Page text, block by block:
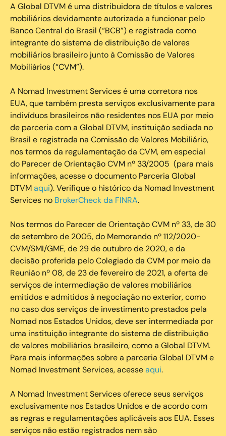
A Global DTVM é uma distribuidora de títulos e valores
mobiliários devidamente autorizada a funcionar pelo
Banco Central do Brasil (“BCB”) e registrada como
integrante do sistema de distribuição de valores
mobiliários brasileiro junto à Comissão de Valores
Mobiliários (“CVM”).
‍A Nomad Investment Services é uma corretora nos
EUA, que também presta serviços exclusivamente para
indivíduos brasileiros não residentes nos EUA por meio
de parceria com a Global DTVM, instituição sediada no
Brasil e registrada na Comissão de Valores Mobiliário,
nos termos da regulamentação da CVM, em especial
do Parecer de Orientação CVM nº 33/2005 (para mais
informações, acesse o documento Parceria Global
DTVMaqui). Verifique o histórico da Nomad Investment
Services no BrokerCheck da FINRA.
Nos termos do Parecer de Orientação CVM nº 33, de 30
de setembro de 2005, do Memorando nº 112/2020-
CVM/SMI/GME, de 29 de outubro de 2020, e da
decisão proferida pelo Colegiado da CVM por meio da
Reunião nº 08, de 23 de fevereiro de 2021, a oferta de
serviços de intermediação de valores mobiliários
emitidos e admitidos à negociação no exterior, como
no caso dos serviços de investimento prestados pela
Nomad nos Estados Unidos, deve ser intermediada por
uma instituição integrante do sistema de distribuição
de valores mobiliários brasileiro, como a Global DTVM.
Para mais informações sobre a parceria Global DTVM e
Nomad Investment Services, acesseaqui.
A Nomad Investment Services oferece seus serviços
exclusivamente nos Estados Unidos e de acordo com
as regras e regulamentações aplicáveis aos EUA. Esses
serviços não estão registrados nem são